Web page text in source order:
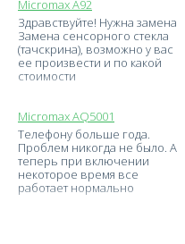
Micromax A92
Здравствуйте! Нужна замена
Замена сенсорного стекла
(тачскрина), возможно у вас
ее произвести и по какой
стоимости
Micromax AQ5001
Телефону больше года.
Проблем никогда не было. А
теперь при включении
некоторое время все
работает нормально